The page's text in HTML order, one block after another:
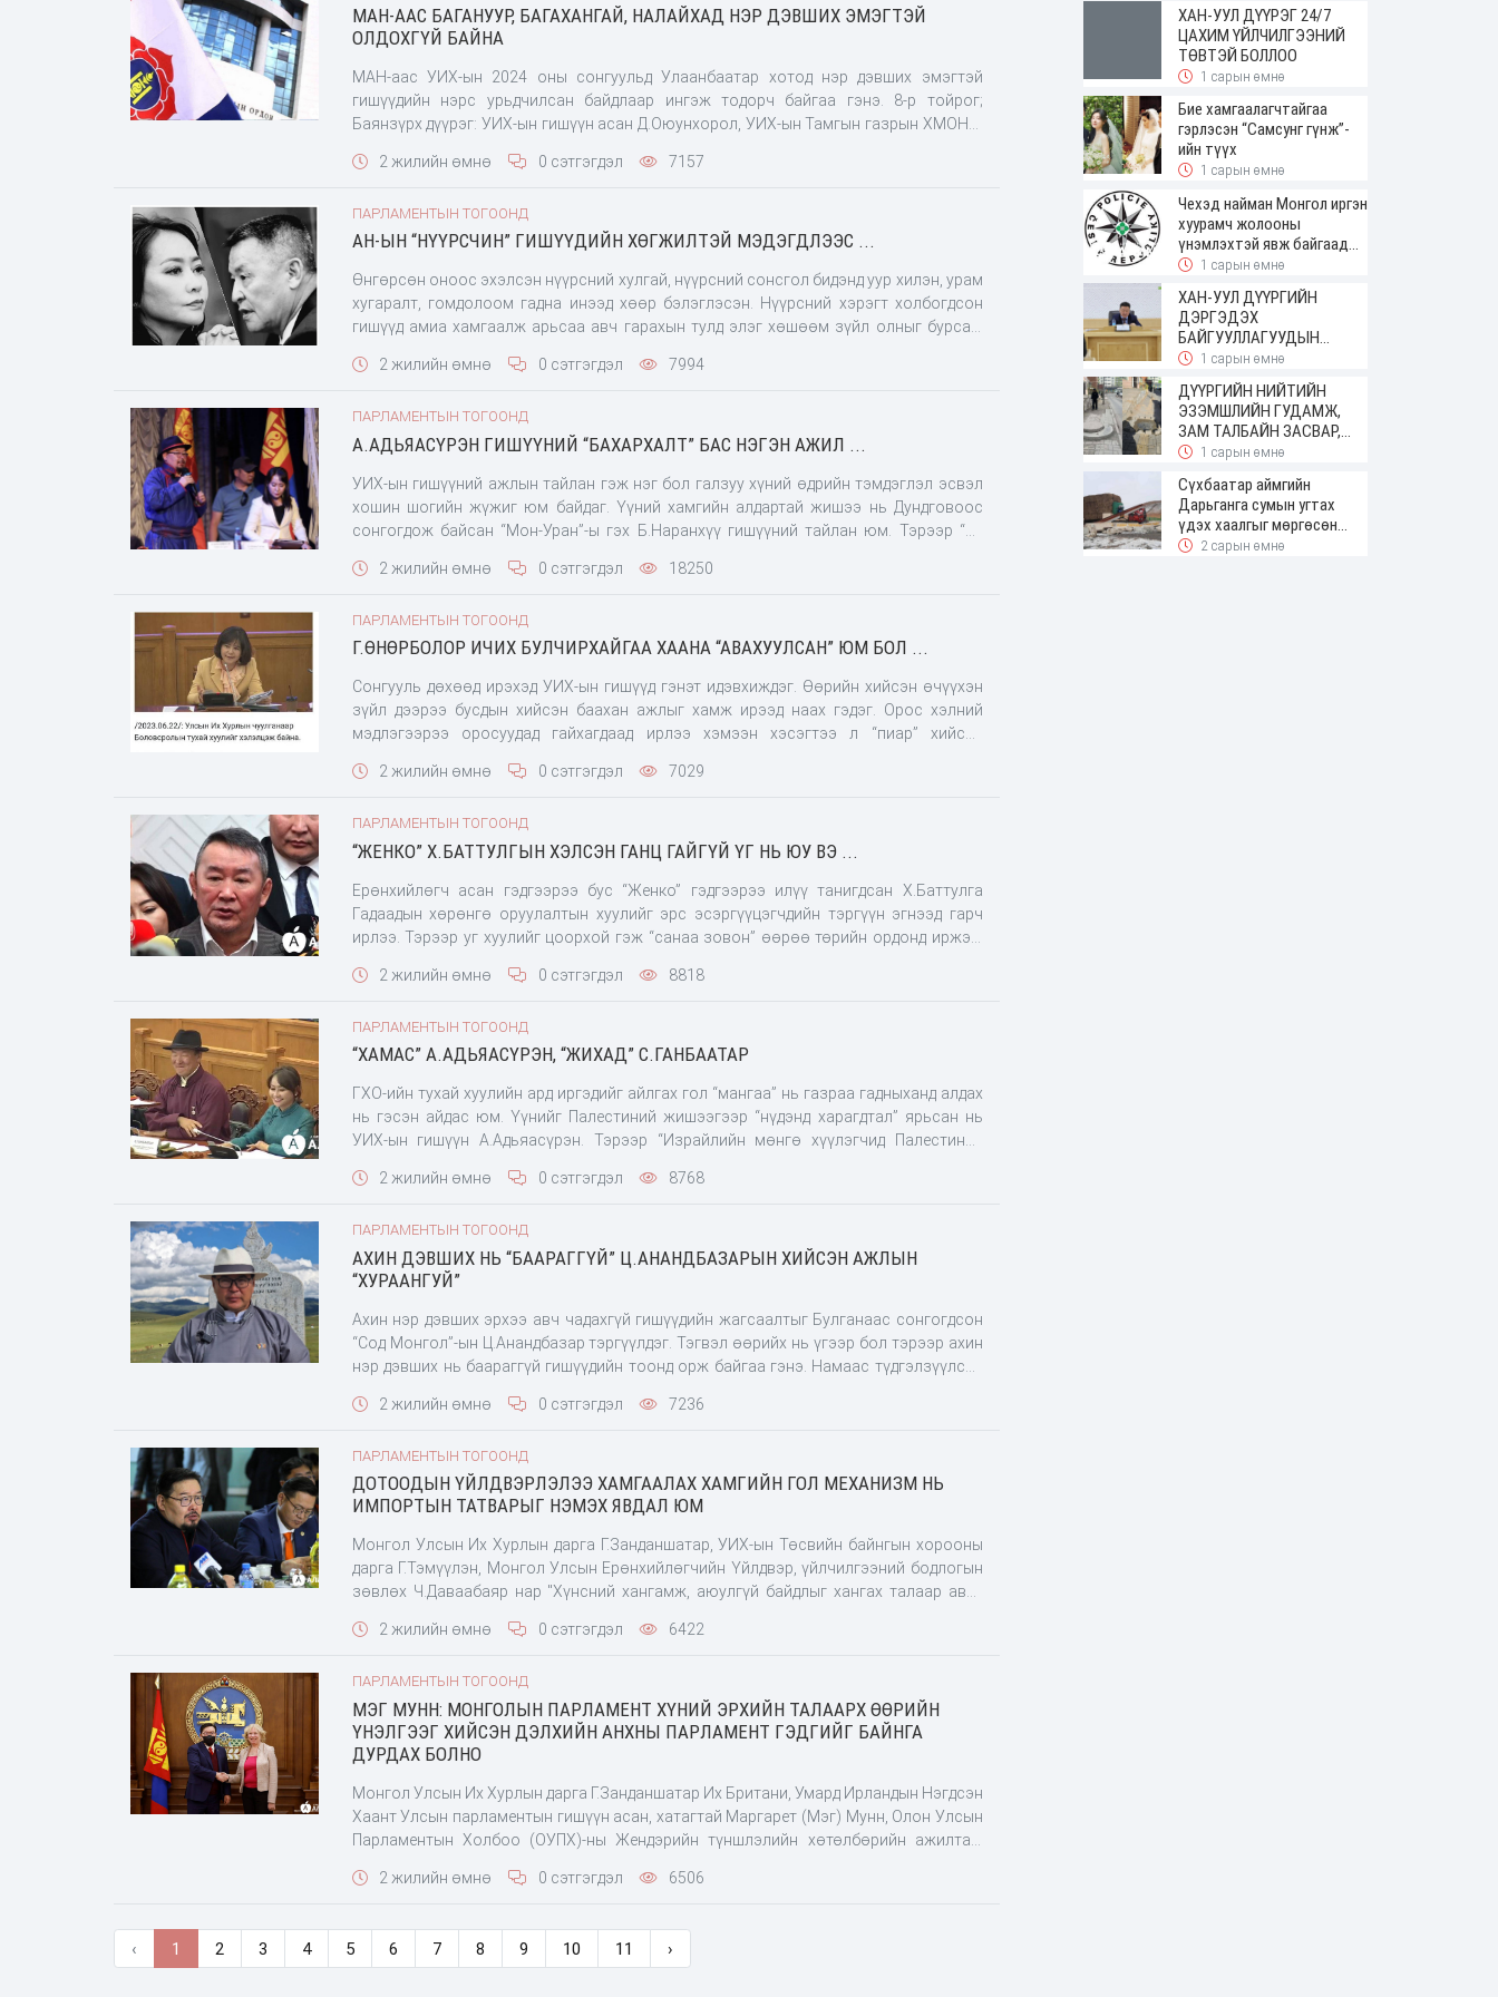
тушаалаа урвуулан ашигласан, зохион байгуулалттай гэмт бүлэг байгуулсан
МАН-ААС БАГАНУУР, БАГАХАНГАЙ, НАЛАЙХАД НЭР ДЭВШИХ ЭМЭГТЭЙ
ОЛДОХГҮЙ БАЙНА
МАН-аас УИХ-ын 2024 оны сонгуульд Улаанбаатар хотод нэр дэвших эмэгтэй
гишүүдийн нэрс урьдчилсан байдлаар ингэж тодорч байгаа гэнэ. 8-р тойрог;
Баянзүрх дүүрэг: УИХ-ын гишүүн асан Д.Оюунхорол, УИХ-ын Тамгын газрын ХМОНХ-
2 жилийн өмнө
0 сэтгэгдэл 7157
ПАРЛАМЕНТЫН ТОГООНД
АН-ЫН “НҮҮРСЧИН” ГИШҮҮДИЙН ХӨГЖИЛТЭЙ МЭДЭГДЛЭЭС ...
Өнгөрсөн оноос эхэлсэн нүүрсний хулгай, нүүрсний сонсгол бидэнд уур хилэн, урам
хугаралт, гомдолоом гадна инээд хөөр бэлэглэсэн. Нүүрсний хэрэгт холбогдсон
гишүүд амиа хамгаалж арьсаа авч гарахын тулд элэг хөшөөм зүйл олныг бурсан.
эхлээд мэдээллээ нятглаач, би нүүрсний хэрэгт бус авилгалын хэрэгт холбогдсон
гишүүнтэй байх нь яасан
2 жилийн өмнө 0 сэтгэгдэл 7994
ПАРЛАМЕНТЫН ТОГООНД
А.АДЬЯАСҮРЭН ГИШҮҮНИЙ “БАХАРХАЛТ” БАС НЭГЭН АЖИЛ ...
УИХ-ын гишүүний ажлын тайлан гэж нэг бол галзуу хүний өдрийн тэмдэглэл эсвэл
хошин шогийн жүжиг юм байдаг. Үүний хамгийн алдартай жишээ нь Дундговоос
сонгогдож байсан “Мон-Уран”-ы гэх Б.Наранхүү гишүүний тайлан юм. Тэрээр “би
буянаа улс бүсийн наадамд айрагдуулж түрүүллээ. Хоёр сайхан бөх улсын цол
хэмээн тайлагнаад улс даяар онигоонд орсон. Тэгвэл Баянхонгороос сонгогдсон
гишүүн А.Адьяасүрэнгийн тайлангийн хамгийн тэргүүнд бичигдэх
2 жилийн өмнө 0 сэтгэгдэл 18250
ПАРЛАМЕНТЫН ТОГООНД
Г.ӨНӨРБОЛОР ИЧИХ БУЛЧИРХАЙГАА ХААНА “АВАХУУЛСАН” ЮМ БОЛ ...
Сонгууль дөхөөд ирэхэд УИХ-ын гишүүд гэнэт идэвхиждэг. Өөрийн хийсэн өчүүхэн
зүйл дээрээ бусдын хийсэн баахан ажлыг хамж ирээд наах гэдэг. Орос хэлний
мэдлэгээрээ оросуудад гайхагдаад ирлээ хэмээн хэсэгтээ л “пиар” хийсэн
Боловсролын ерөнхий хуулийг баталлаа. Англи хэл бол...” гээд магтсан бичлэг
гадаад хэл болгон баталсанаар монгол хэлний дархлаа унахгүй л гэнэ, англи хэл
сурсанаар дэлхийтэй холбогдоно” гэх зэргээр баахан магтав. Гайхалтай эдгээр
2 жилийн өмнө 0 сэтгэгдэл 7029
ПАРЛАМЕНТЫН ТОГООНД
“ЖЕНКО” Х.БАТТУЛГЫН ХЭЛСЭН ГАНЦ ГАЙГҮЙ ҮГ НЬ ЮУ ВЭ ...
Ерөнхийлөгч асан гэдгээрээ бус “Женко” гэдгээрээ илүү танигдсан Х.Баттулга
Гадаадын хөрөнгө оруулалтын хуулийг эрс эсэргүүцэгчдийн тэргүүн эгнээд гарч
ирлээ. Тэрээр уг хуулийг цоорхой гэж “санаа зовон” өөрөө төрийн ордонд иржээ.
бүлээрээ байнгийн оршин суугч болох цоорхой хууль батлагдах нь. Ирэх сонгуулийн
гэнэ. Тэрээр гарч ирээд багагүй зүйл ярьсаны нэг нь ГХО зогссон тухай байлаа.
Түүнийг УИХ-ын гишүүн байхад нь Баянгол зочид буудлаас баривчлах гэж
гишүүн нь “улстөрийн довтолгоон”-д өртсөний улмаас япончууд Тавантолгойд
оруулах
2 жилийн өмнө 0 сэтгэгдэл 8818
ПАРЛАМЕНТЫН ТОГООНД
“ХАМАС” А.АДЬЯАСҮРЭН, “ЖИХАД” С.ГАНБААТАР
ГХО-ийн тухай хуулийн ард иргэдийг айлгах гол “мангаа” нь газраа гадныханд алдах
нь гэсэн айдас юм. Үүнийг Палестиний жишээгээр “нүдэнд харагдтал” ярьсан нь
УИХ-ын гишүүн А.Адьяасүрэн. Тэрээр “Израйлийн мөнгө хүүлэгчид Палестиний
нь уугуул иргэд нь дайнд нэрвэгдэн аамьдарч байна. Энэ түүхийг бид давтах гээд
бэлчээрлүүлж ч чадахаа байсан нь үүний жишээ гэнэ. Энэ талаархи баримт бичлэг
цахимаар дүүрэн байгааг Баянхонгороос сонгогдсон гишүүн анхааруулав.
Израйльчууд манай газар шороог булаасан дээрэмдсэн гэдэг нь Палестиний
2 жилийн өмнө 0 сэтгэгдэл 8768
ПАРЛАМЕНТЫН ТОГООНД
АХИН ДЭВШИХ НЬ “БААРАГГҮЙ” Ц.АНАНДБАЗАРЫН ХИЙСЭН АЖЛЫН
“ХУРААНГУЙ”
Ахин нэр дэвших эрхээ авч чадахгүй гишүүдийн жагсаалтыг Булганаас сонгогдсон
“Сод Монгол”-ын Ц.Анандбазар тэргүүлдэг. Тэгвэл өөрийх нь үгээр бол тэрээр ахин
нэр дэвших нь баараггүй гишүүдийн тоонд орж байгаа гэнэ. Намаас түдгэлзүүлсэн
дэвшүүлэхгүй гэх юм бол нүүрсний хулгайн хэрэгт холбогдсон нөхдүүдтэй яс
хэлэх үгтэй тул томсгосон тойрогоос
2 жилийн өмнө 0 сэтгэгдэл 7236
ПАРЛАМЕНТЫН ТОГООНД
ДОТООДЫН ҮЙЛДВЭРЛЭЛЭЭ ХАМГААЛАХ ХАМГИЙН ГОЛ МЕХАНИЗМ НЬ
ИМПОРТЫН ТАТВАРЫГ НЭМЭХ ЯВДАЛ ЮМ
Монгол Улсын Их Хурлын дарга Г.Занданшатар, УИХ-ын Төсвийн байнгын хорооны
дарга Г.Тэмүүлэн, Монгол Улсын Ерөнхийлөгчийн Үйлдвэр, үйлчилгээний бодлогын
зөвлөх Ч.Даваабаяр нар "Хүнсний хангамж, аюулгүй байдлыг хангах талаар авах
болон дотоодын үйлдвэрлэлийг дэмжих татварын суурь шинэчлэлийн хүрээнд 2023
"Сэлэнгэ" үйлдвэрт ажиллалаа. Өнгөрсөн сард Улсын Их Хурлын даргын
захирамжаар Татварын суурь орчинд дүн шинжилгээ хийх, нийгэм эдийн засагт
үүсээд байгаа эргэлзээтэй асуудлыг судалж, санал дүгнэлт гаргах, шаардлагатай
бол татварын суурь шинэчлэлт хийх шийдвэрийн төсөл боловсруулж, танилцуулах
2 жилийн өмнө 0 сэтгэгдэл 6422
ПАРЛАМЕНТЫН ТОГООНД
МЭГ МУНН: МОНГОЛЫН ПАРЛАМЕНТ ХҮНИЙ ЭРХИЙН ТАЛААРХ ӨӨРИЙН
ҮНЭЛГЭЭГ ХИЙСЭН ДЭЛХИЙН АНХНЫ ПАРЛАМЕНТ ГЭДГИЙГ БАЙНГА
ДУРДАХ БОЛНО
Монгол Улсын Их Хурлын дарга Г.Занданшатар Их Британи, Умард Ирландын Нэгдсэн
Хаант Улсын парламентын гишүүн асан, хатагтай Маргарет (Мэг) Мунн, Олон Улсын
Парламентын Холбоо (ОУПХ)-ны Жендэрийн түншлэлийн хөтөлбөрийн ажилтан,
хатагтай Бутайна Ламхарзи нарыг хүлээн авч уулзлаа.
2 жилийн өмнө 0 сэтгэгдэл 6506
‹ 1 2 3 4 5 6 7 8 9 10 11 ›
ХАН-УУЛ ДҮҮРЭГ 24/7
ЦАХИМ ҮЙЛЧИЛГЭЭНИЙ
ТӨВТЭЙ БОЛЛОО
1 сарын өмнө
Бие хамгаалагчтайгаа
гэрлэсэн “Самсунг гүнж”-
ийн түүх
1 сарын өмнө
Чехэд найман Монгол иргэн
хуурамч жолооны
үнэмлэхтэй явж байгаад
баригджээ
1 сарын өмнө
ХАН-УУЛ ДҮҮРГИЙН
ДЭРГЭДЭХ
БАЙГУУЛЛАГУУДЫН
УДИРДАХ АЖИЛТНЫ
ШУУРХАЙ ЗӨВЛӨГӨӨН
ЗОХИОН БАЙГУУЛАГДЛАА
1 сарын өмнө
ДҮҮРГИЙН НИЙТИЙН
ЭЗЭМШЛИЙН ГУДАМЖ,
ЗАМ ТАЛБАЙН ЗАСВАР,
ШИНЭЧЛЭЛТИЙН АЖИЛ
1 сарын өмнө
Сүхбаатар аймгийн
Дарьганга сумын угтах
үдэх хаалгыг мөргөсөн
жолоочоос 150 сая төгрөг
2 сарын өмнө